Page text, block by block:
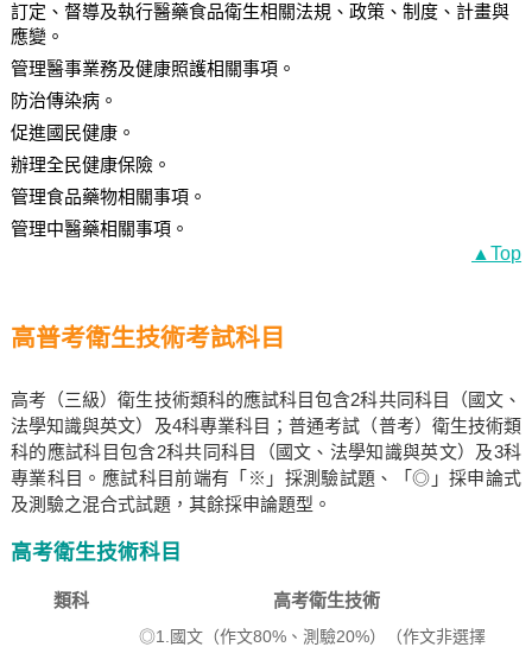
訂定、督導及執行醫藥食品衛生相關法規、政策、制度、計畫與
應變。
管理醫事業務及健康照護相關事項。
防治傳染病。
促進國民健康。
辦理全民健康保險。
管理食品藥物相關事項。
管理中醫藥相關事項。
▲Top
高普考衛生技術考試科目
高考（三級）衛生技術類科的應試科目包含2科共同科目（國文、
法學知識與英文）及4科專業科目；普通考試（普考）衛生技術類
科的應試科目包含2科共同科目（國文、法學知識與英文）及3科
專業科目。應試科目前端有「※」採測驗試題、「◎」採申論式
及測驗之混合式試題，其餘採申論題型。
高考衛生技術科目
類科 高考衛生技術
◎1.國文（作文80%、測驗20%）（作文非選擇